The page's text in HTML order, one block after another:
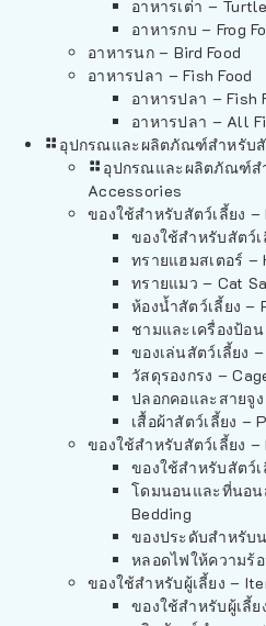
อาหารเต่า –
อาหารกบ – Frog
อาหารนก – Bird Food
อาหารปลา – Fish Food
อาหารปลา – Fish
อาหารปลา – All
อุปกรณและผลิตภัณฑ์สำหรับสั
อุปกรณและผลิตภัณฑ์ส
Accessories
ของใช้สำหรับสัตว์เลี้ยง –
ของใช้สำหรับสัตว์
ทรายแฮมสเตอร์ –
ทรายแมว – Cat
ห้องน้ำสัตว์เลี้ยง –
ชามและเครื่องป้อ
ของเล่นสัตว์เลี้ยง
วัสดุรองกรง –
ปลอกคอและสายจู
เสื้อผ้าสัตว์เลี้ยง –
ของใช้สำหรับสัตว์เลี้ยง –
ของใช้สำหรับสัตว์เ
โดมนอนและที่นอน
Bedding
ของประดับสำหรับ
หลอดไฟให้ความร้
ของใช้สำหรับผู้เลี้ยง –
ของใช้สำหรับผู้เลี้